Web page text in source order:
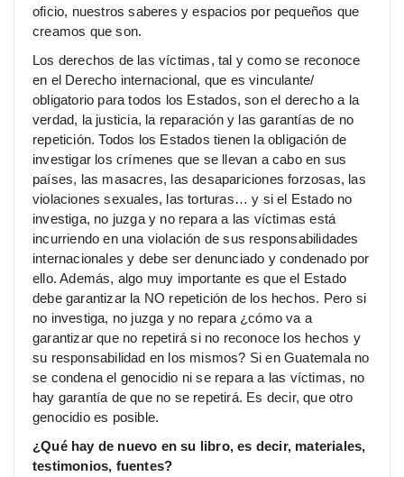
oficio, nuestros saberes y espacios por pequeños que
creamos que son.
Los derechos de las víctimas, tal y como se reconoce
en el Derecho internacional, que es vinculante/
obligatorio para todos los Estados, son el derecho a la
verdad, la justicia, la reparación y las garantías de no
repetición. Todos los Estados tienen la obligación de
investigar los crímenes que se llevan a cabo en sus
países, las masacres, las desapariciones forzosas, las
violaciones sexuales, las torturas… y si el Estado no
investiga, no juzga y no repara a las víctimas está
incurriendo en una violación de sus responsabilidades
internacionales y debe ser denunciado y condenado por
ello. Además, algo muy importante es que el Estado
debe garantizar la NO repetición de los hechos. Pero si
no investiga, no juzga y no repara ¿cómo va a
garantizar que no repetirá si no reconoce los hechos y
su responsabilidad en los mismos? Si en Guatemala no
se condena el genocidio ni se repara a las víctimas, no
hay garantía de que no se repetirá. Es decir, que otro
genocidio es posible.
¿Qué hay de nuevo en su libro, es decir, materiales,
testimonios, fuentes?